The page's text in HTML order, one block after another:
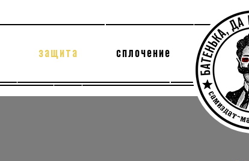
защита сплочение